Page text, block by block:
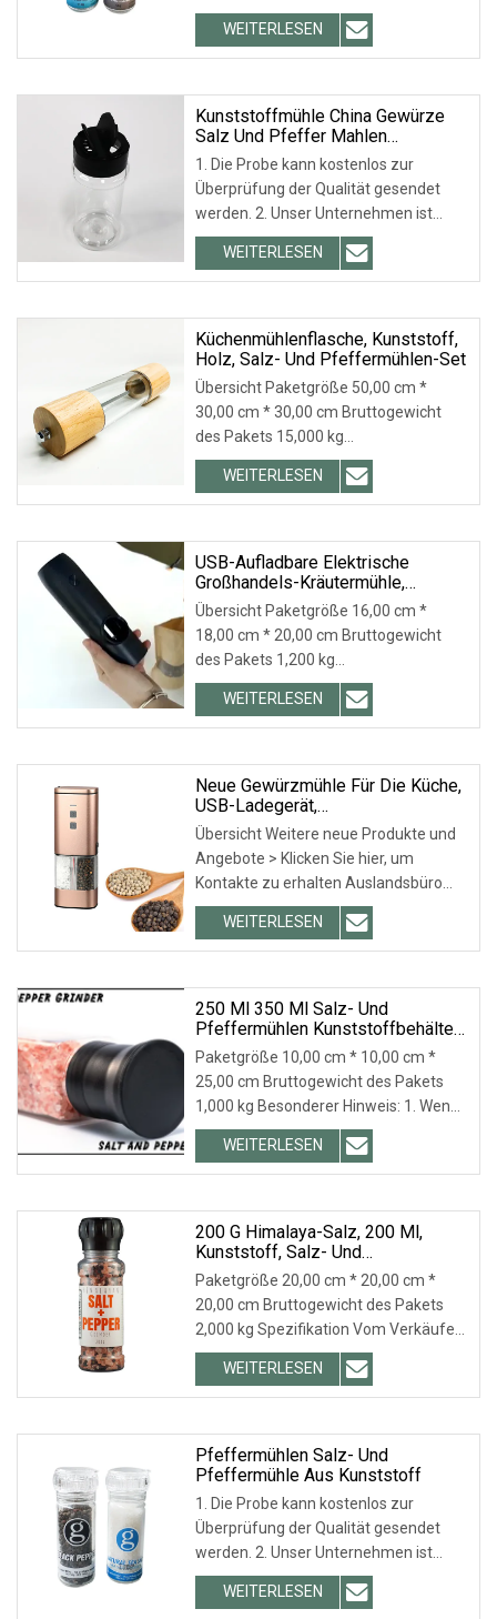
empfohlen Produktbeschreibung FAQ
1. Wer sind wir? Xiamen Sinogrinder
Houseware Co., Ltd. ist anerkannt als
WEITERLESEN
Kunststoffmühle China Gewürze
Salz Und Pfeffer Mahlen
Kunststoffmühlen
1. Die Probe kann kostenlos zur
Überprüfung der Qualität gesendet
werden. 2. Unser Unternehmen ist
bereits nach ISO9001 zertifiziert und
wir sind der Hauptlieferant von Coca-
Cola, LIBBEY, ARC, TARGET usw. 3.
WEITERLESEN
Küchenmühlenflasche, Kunststoff,
Holz, Salz- Und Pfeffermühlen-Set
Übersicht Paketgröße 50,00 cm *
30,00 cm * 30,00 cm Bruttogewicht
des Pakets 15,000 kg
Produktparameter
Produktbeschreibung
Produktverpackung Verpackung: 1.
Kundenspezifische Verpackung
WEITERLESEN
USB-Aufladbare Elektrische
Großhandels-Kräutermühle,
Automatische Salz- Und
Pfeffermühle Aus Kunststoff Mit
Ladestation
Übersicht Paketgröße 16,00 cm *
18,00 cm * 20,00 cm Bruttogewicht
des Pakets 1,200 kg
Produktbeschreibung Firmenprofil
Huangshan Auliz Industrial Co. Ltd ist
ein professioneller Hersteller und
WEITERLESEN
Neue Gewürzmühle Für Die Küche,
USB-Ladegerät,
Kunststoffgehäuse, 2-In-1-Salz-
Und Pfeffermühle Mit LED-
Beleuchtung
Übersicht Weitere neue Produkte und
Angebote > Klicken Sie hier, um
Kontakte zu erhalten Auslandsbüro
Ausstellungen Partner
Produktbeschreibung Detaillierte Fotos
Werksbesichtigung Warum uns wählen
WEITERLESEN
250 Ml 350 Ml Salz- Und
Pfeffermühlen Kunststoffbehälter
Einstellbare Keramik Klare Pet-
Flasche Quadratische
Pfeffermühle
Paketgröße 10,00 cm * 10,00 cm *
25,00 cm Bruttogewicht des Pakets
1,000 kg Besonderer Hinweis: 1. Wenn
Ihnen dieses Gewürzglas gefällt,
kontaktieren Sie uns, wir bieten Ihnen
weitere Optionen entsprechend Ihren
WEITERLESEN
200 G Himalaya-Salz, 200 Ml,
Kunststoff, Salz- Und
Pfeffermühle, Streuer, Grobheit
Paketgröße 20,00 cm * 20,00 cm *
20,00 cm Bruttogewicht des Pakets
2,000 kg Spezifikation Vom Verkäufer
empfohlen Produktbeschreibung FAQ
1. Wer sind wir? Xiamen Sinogrinder
Houseware Co., Ltd. ist anerkannt als
WEITERLESEN
Pfeffermühlen Salz- Und
Pfeffermühle Aus Kunststoff
1. Die Probe kann kostenlos zur
Überprüfung der Qualität gesendet
werden. 2. Unser Unternehmen ist
bereits nach ISO9001 zertifiziert und
wir sind der Hauptlieferant von Coca-
WEITERLESEN